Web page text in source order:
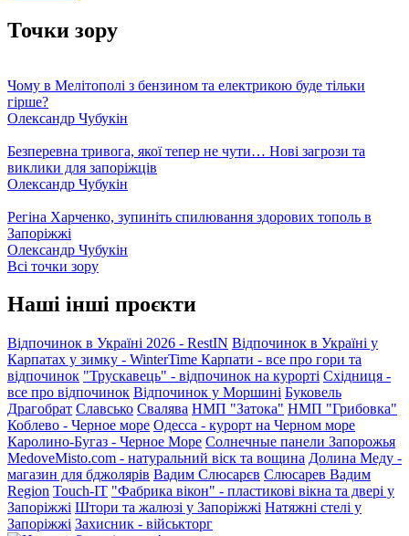
Точки зору
Чому в Мелітополі з бензином та електрикою буде тільки
гірше?
Олександр Чубукін
Безперевна тривога, якої тепер не чути… Нові загрози та
виклики для запоріжців
Олександр Чубукін
Регіна Харченко, зупиніть спилювання здорових тополь в
Запоріжжі
Олександр Чубукін
Всі точки зору
Наші інші проєкти
Відпочинок в Україні 2026 - RestIN Відпочинок в Україні у
Карпатах у зимку - WinterTime Карпати - все про гори та
відпочинок "Трускавець" - відпочинок на курорті Східниця -
все про відпочинок Відпочинок у Моршині Буковель
Драгобрат Славсько Свалява НМП "Затока" НМП "Грибовка"
Коблево - Черное море Одесса - курорт на Черном море
Каролино-Бугаз - Черное Море Солнечные панели Запорожья
MedoveMisto.com - натуральний віск та вощина Долина Меду -
магазин для бджолярів Вадим Слюсарєв Слюсарев Вадим
Region Touch-IT "Фабрика вікон" - пластикові вікна та двері у
Запоріжжі Штори та жалюзі у Запоріжжі Натяжні стелі у
Запоріжжі Захисник - військторг